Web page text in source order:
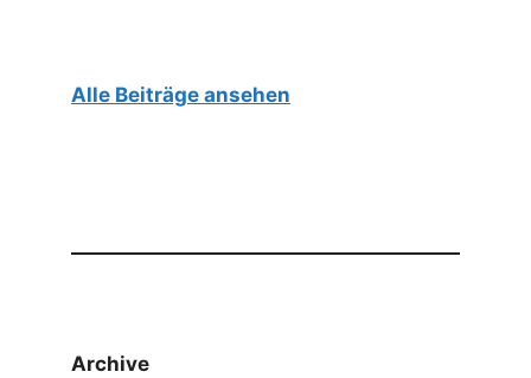
Alle Beiträge ansehen
Archive